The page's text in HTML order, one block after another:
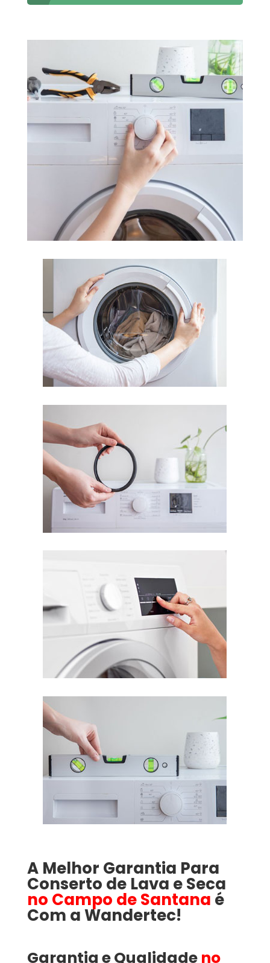
A Melhor Garantia Para
Conserto de Lava e Seca
no Campo de Santana é
Com a Wandertec!
Garantia e Qualidadeno